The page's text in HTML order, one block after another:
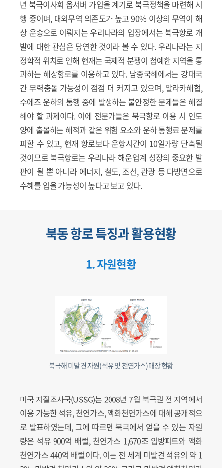
년 북극이사회 옵서버 가입을 계기로 북극정책을 마련해 시
행 중이며, 대외무역 의존도가 높고 90% 이상의 무역이 해
상 운송으로 이뤄지는 우리나라의 입장에서는 북극항로 개
발에 대한 관심은 당연한 것이라 볼 수 있다. 우리나라는 지
정학적 위치로 인해 현재는 국제적 분쟁이 첨예한 지역을 통
과하는 해상항로를 이용하고 있다. 남중국해에서는 강대국
간 무력충돌 가능성이 점점 더 커지고 있으며, 말라카해협,
수에즈 운하의 통행 중에 발생하는 불안정한 문제들은 해결
해야 할 과제이다. 이에 전문가들은 북극항로 이용 시 인도
양에 출몰하는 해적과 같은 위험 요소와 운하 통행료 문제를
피할 수 있고, 현재 항로보다 운항시간이 10일가량 단축될
것이므로 북극항로는 우리나라 해운업계 성장의 중요한 발
판이 될 뿐 아니라 에너지, 철도, 조선, 관광 등 다방면으로
수혜를 입을 가능성이 높다고 보고 있다.
북동 항로 특징과 활용현황
1. 자원현황
북극해 미발견 자원(석유 및 천연가스)매장 현황
미국 지질조사국(USSG)는 2008년 7월 북극권 전 지역에서
이용 가능한 석유, 천연가스, 액화천연가스에 대해 공개적으
로 발표하였는데, 그에 따르면 북극에서 얻을 수 있는 자원
량은 석유 900억 배럴, 천연가스 1,670조 입방피트와 액화
천연가스 440억 배럴이다. 이는 전 세계 미발견 석유의 약 1